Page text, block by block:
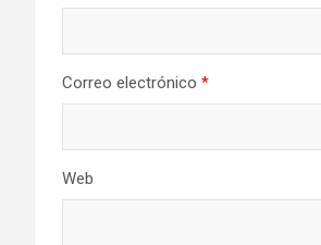
Correo electrónico *
Web